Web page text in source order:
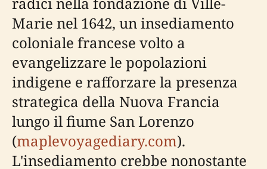
Marie nel 1642, un insediamento
coloniale francese volto a
evangelizzare le popolazioni
indigene e rafforzare la presenza
strategica della Nuova Francia
lungo il fiume San Lorenzo
(maplevoyagediary.com).
L'insediamento crebbe nonostante